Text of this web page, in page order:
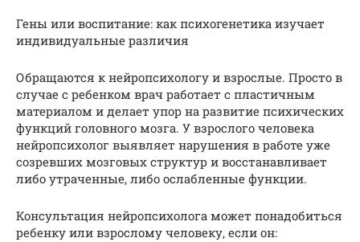
Гены или воспитание: как психогенетика изучает
индивидуальные различия
Обращаются к нейропсихологу и взрослые. Просто в
случае с ребенком врач работает с пластичным
материалом и делает упор на развитие психических
функций головного мозга. У взрослого человека
нейропсихолог выявляет нарушения в работе уже
созревших мозговых структур и восстанавливает
либо утраченные, либо ослабленные функции.
Консультация нейропсихолога может понадобиться
ребенку или взрослому человеку, если он: